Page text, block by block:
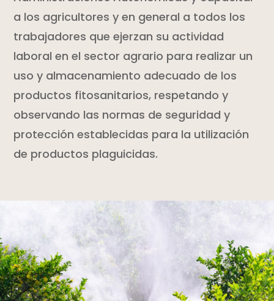
a los agricultores y en general a todos los
trabajadores que ejerzan su actividad
laboral en el sector agrario para realizar un
uso y almacenamiento adecuado de los
productos fitosanitarios, respetando y
observando las normas de seguridad y
protección establecidas para la utilización
de productos plaguicidas.